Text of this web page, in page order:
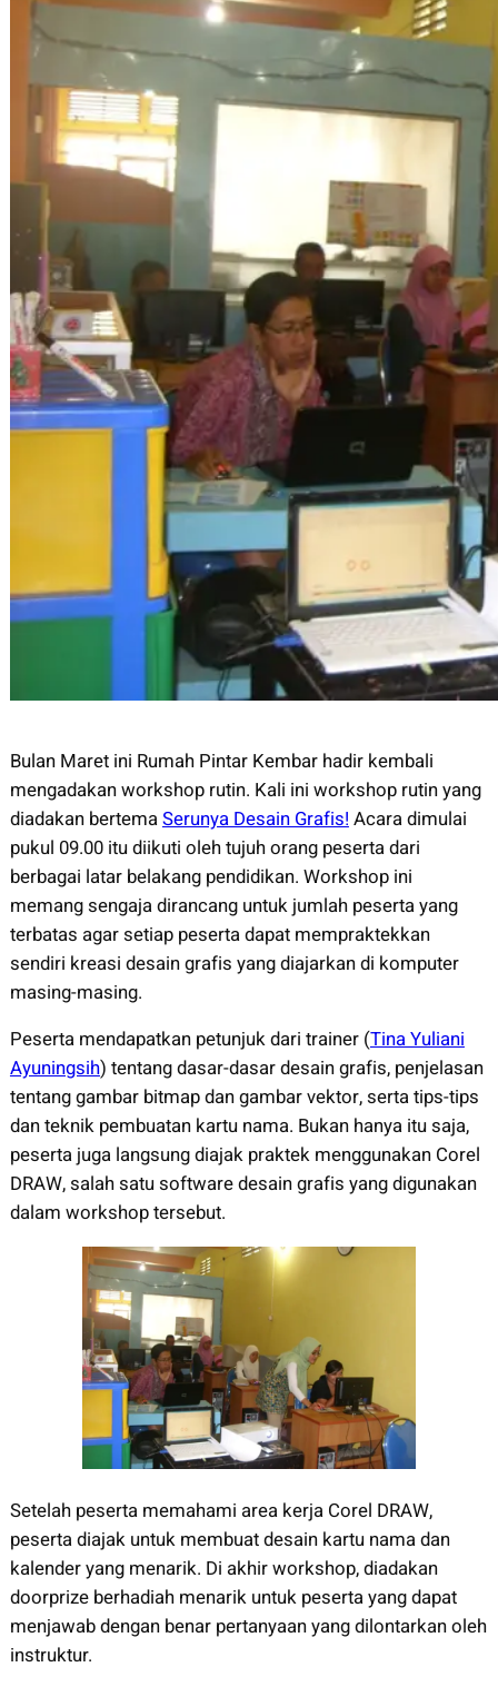
Bulan Maret ini Rumah Pintar Kembar hadir kembali
mengadakan workshop rutin. Kali ini workshop rutin yang
diadakan bertemaSerunya Desain Grafis! Acara dimulai
pukul 09.00 itu diikuti oleh tujuh orang peserta dari
berbagai latar belakang pendidikan. Workshop ini
memang sengaja dirancang untuk jumlah peserta yang
terbatas agar setiap peserta dapat mempraktekkan
sendiri kreasi desain grafis yang diajarkan di komputer
masing-masing.
Peserta mendapatkan petunjuk dari trainer (Tina Yuliani
Ayuningsih) tentang dasar-dasar desain grafis, penjelasan
tentang gambar bitmap dan gambar vektor, serta tips-tips
dan teknik pembuatan kartu nama. Bukan hanya itu saja,
peserta juga langsung diajak praktek menggunakan Corel
DRAW, salah satu software desain grafis yang digunakan
dalam workshop tersebut.
Setelah peserta memahami area kerja Corel DRAW,
peserta diajak untuk membuat desain kartu nama dan
kalender yang menarik. Di akhir workshop, diadakan
doorprize berhadiah menarik untuk peserta yang dapat
menjawab dengan benar pertanyaan yang dilontarkan oleh
instruktur.